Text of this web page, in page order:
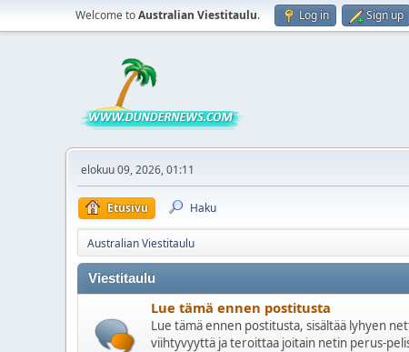
Welcome toAustralian Viestitaulu. Log in Sign up
elokuu 09, 2026, 01:11
Etusivu Haku
Australian Viestitaulu
Viestitaulu
Lue tämä ennen postitusta
Lue tämä ennen postitusta, sisältää lyhyen
viihtyvyyttä ja teroittaa joitain netin perus-